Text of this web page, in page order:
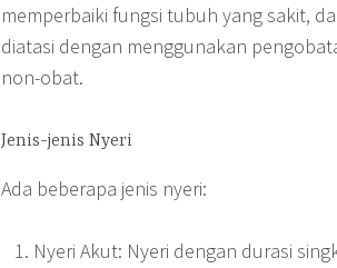
memperbaiki fungsi tubuh yang sakit,
diatasi dengan menggunakan
non-obat.
Jenis-jenis Nyeri
Ada beberapa jenis nyeri:
Nyeri Akut: Nyeri dengan durasi